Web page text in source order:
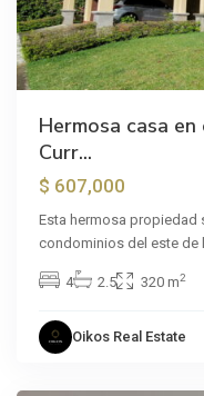
Hermosa casa
Curr...
$ 607,000
Esta hermosa propiedad
condominios del este de
4 2.5 320 m2
Oikos Real Estate
La